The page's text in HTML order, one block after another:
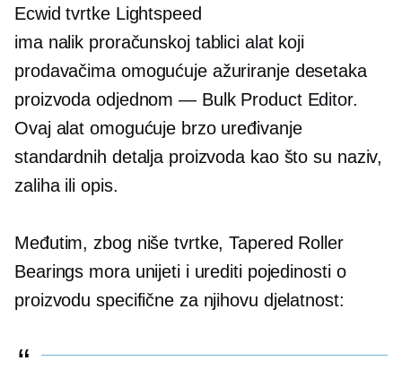
Ecwid tvrtke Lightspeed
ima nalik proračunskoj tablici alat koji
prodavačima omogućuje ažuriranje desetaka
proizvoda odjednom — Bulk Product Editor.
Ovaj alat omogućuje brzo uređivanje
standardnih detalja proizvoda kao što su naziv,
zaliha ili opis.
Međutim, zbog niše tvrtke, Tapered Roller
Bearings mora unijeti i urediti pojedinosti o
proizvodu specifične za njihovu djelatnost: